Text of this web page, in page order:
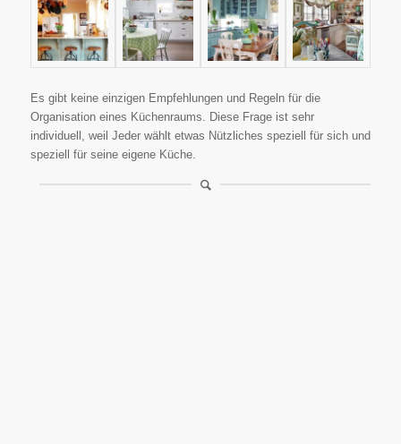
Es gibt keine einzigen Empfehlungen und Regeln für die
Organisation eines Küchenraums. Diese Frage ist sehr
individuell, weil Jeder wählt etwas Nützliches speziell für sich und
speziell für seine eigene Küche.